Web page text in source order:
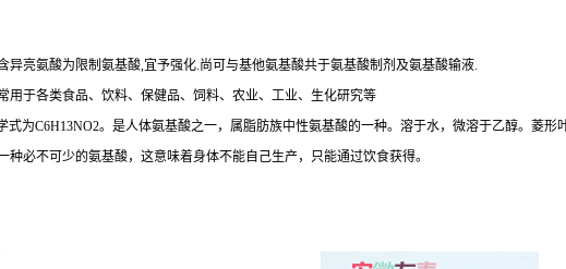
亮氨酸为限制氨基酸,宜予强化.尚可与基他氨基酸共于氨基酸制剂及氨基酸输液.
于各类食品、饮料、保健品、饲料、农业、工业、生化研究等
式为C6H13NO2。是人体氨基酸之一，属脂肪族中性氨基酸的一种。溶于水，微溶于乙醇。菱
必不可少的氨基酸，这意味着身体不能自己生产，只能通过饮食获得。